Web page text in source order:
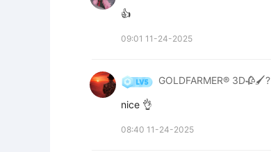
👍
09:01 11-24-2025
GOLDFARMER® 3D🥀🖌️?
nice 👌
08:40 11-24-2025